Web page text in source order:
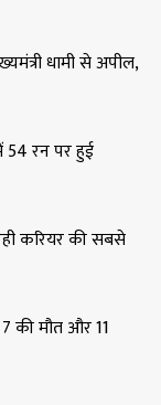
धामी से अपील,
54 रन पर हुई
करियर की सबसे
की मौत और 11